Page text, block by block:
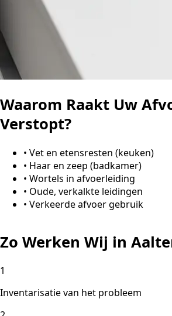
Waarom Raakt Uw
Verstopt?
• Vet en etensresten (keuken)
• Haar en zeep (badkamer)
• Wortels in afvoerleiding
• Oude, verkalkte leidingen
• Verkeerde afvoer gebruik
Zo Werken Wij in
1
Inventarisatie van het probleem